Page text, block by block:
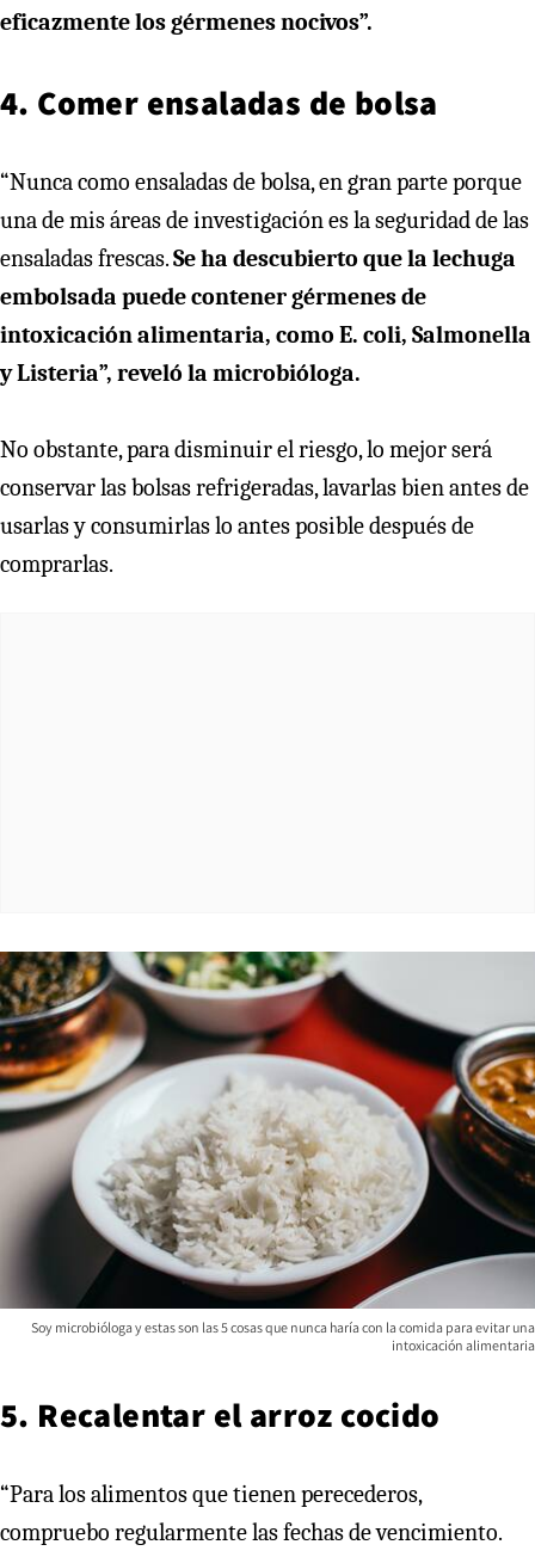
eficazmente los gérmenes nocivos”.
4. Comer ensaladas de bolsa
“Nunca como ensaladas de bolsa, en gran parte porque
una de mis áreas de investigación es la seguridad de las
ensaladas frescas.Se ha descubierto que la lechuga
embolsada puede contener gérmenes de
intoxicación alimentaria, como E. coli, Salmonella
y Listeria”, reveló la microbióloga.
No obstante, para disminuir el riesgo, lo mejor será
conservar las bolsas refrigeradas, lavarlas bien antes de
usarlas y consumirlas lo antes posible después de
comprarlas.
Soy microbióloga y estas son las 5 cosas que nunca haría con la comida para evitar una
intoxicación alimentaria
5. Recalentar el arroz cocido
“Para los alimentos que tienen perecederos,
compruebo regularmente las fechas de vencimiento.